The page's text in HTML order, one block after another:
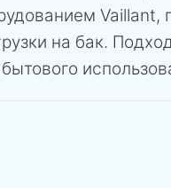
Vaillant,
на бак.